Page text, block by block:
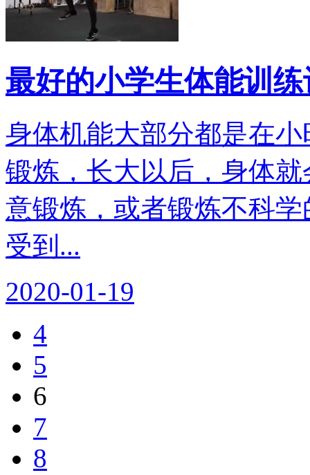
最好的小学生体能训
身体机能大部分都是在
锻炼，长大以后，身体
意锻炼，或者锻炼不科
受到...
2020-01-19
4
5
6
7
8